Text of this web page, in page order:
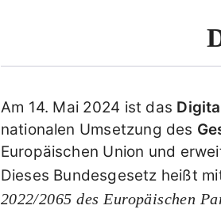
Am 14. Mai 2024 ist das
nationalen Umsetzung des
Europäischen Union und
Dieses Bundesgesetz heißt
2022/2065 des Europäischen